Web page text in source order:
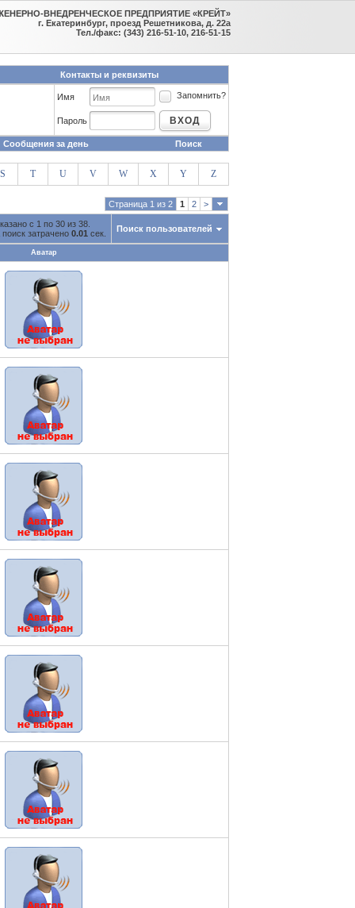
ВНЕДРЕНЧЕСКОЕ ПРЕДПРИЯТИЕ «КРЕЙТ»
г. Екатеринбург, проезд Решетникова, д. 22а
Тел./факс: (343) 216-51-10, 216-51-15
Контакты и реквизиты
Имя Запомнить?
Пароль ВХОД
Сообщения за день Поиск
S T U V W X Y Z
Страница 1 из 2 1 2 >
с 1 по 30 из 38.
затрачено 0.01 сек. Поиск пользователей
Аватар